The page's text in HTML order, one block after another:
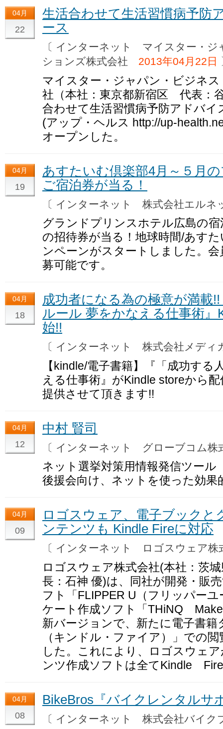
04月
22
生活合わせて生活習慣病予防
ース
〔 インターネット マイスター・ジ
ションズ株式会社 2013年04月22日
マイスター・ジャパン・ビジネ
社（本社：東京都新宿区 代表：
合わせて生活習慣病予防アドバ
(アップ・ヘルス http://up-
オープンした。
04月
19
あすたいむ倶楽部4月～５月
ご宿泊券が当る！
〔 インターネット 株式会社エル
グランドプリンスホテル広島の
の招待券が当る！地球時間/あす
ンペーンがスタートしました。
募可能です。
04月
18
成功者になる為の極意が満載
ルール 夢をかなえる仕事術』
始!!
〔 インターネット 株式会社メデ
【kindle/電子書籍】『「成功す
える仕事術』がKindle storeから
提供させて頂きます!!
04月
12
中村 賢司
〔 インターネット グローブコム
ネット選挙対策用情報発信ツール
後援会向け、ネットを使った効果
04月
09
ロゴスウェア、電子ブックと
ンテンツも Kindle Fireに対応
〔 インターネット ロゴスウェア
ロゴスウェア株式会社(本社：茨
長：石神 優)は、同社が開発・販
フト「FLIPPER U（フリッパー
ケート作成ソフト「THiNQ
新バージョンで、新たに電子書
（キンドル・ファイア）」での
した。これにより、ロゴスウェ
ンツ作成ソフトは全てKindle
04月
08
BikeBros『バイクレンタルサ
〔 インターネット 株式会社バイ